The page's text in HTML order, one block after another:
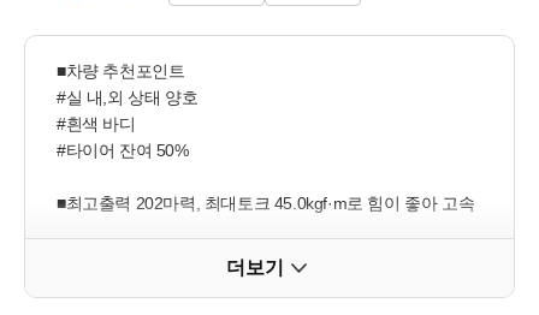
■차량 추천포인트
#실 내,외 상태 양호
#흰색 바디
#타이어 잔여 50%
■최고출력 202마력, 최대토크 45.0kgf·m로 힘이 좋아 고속
8단 습식 DCT와 조합되어 가속감과 연비가 우수합니다.
더보기